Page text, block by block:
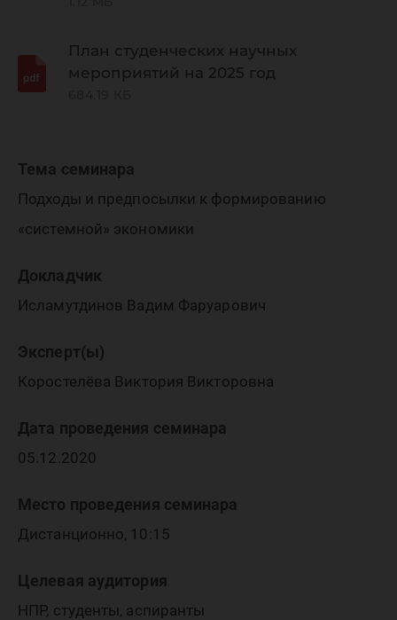
План студенческих научных
мероприятий на 2025 год
Тема семинара
Подходы и предпосылки к формированию
«системной» экономики
Докладчик
Исламутдинов Вадим Фаруарович
Эксперт(ы)
Коростелёва Виктория Викторовна
Дата проведения семинара
05.12.2020
Место проведения семинара
Дистанционно, 10:15
Целевая аудитория
НПР, студенты, аспиранты